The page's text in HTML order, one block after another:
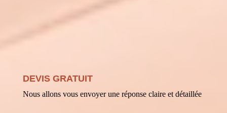
DEVIS GRATUIT
Nous allons vous envoyer une réponse claire et détaillée